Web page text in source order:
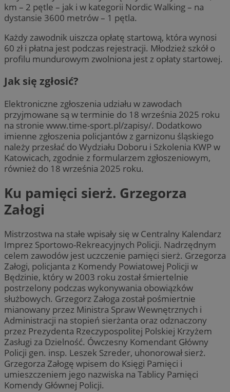
km – 2 pętle – jak i w kategorii Nordic Walking – na
dystansie 3600 metrów – 1 pętla.
Każdy zawodnik uiszcza opłatę startową, która wynosi
60 zł i płatna jest podczas rejestracji. Młodzież szkół o
profilu mundurowym zwolniona jest z opłaty startowej.
Jak się zgłosić?
Elektroniczne zgłoszenia udziału w zawodach
przyjmowane są w terminie do 18 września 2025 roku
na stronie www.time-sport.pl/zapisy/. Dodatkowo
imienne zgłoszenia policjantów z garnizonu śląskiego
należy przesłać do Wydziału Doboru i Szkolenia KWP w
Katowicach, zgodnie z formularzem zgłoszeniowym,
również do 18 września 2025 roku.
Ku pamięci sierż. Grzegorza
Załogi
Mistrzostwa na stałe wpisały się w Centralny Kalendarz
Imprez Sportowo-Rekreacyjnych Policji. Nadrzędnym
celem zawodów jest uczczenie pamięci sierż. Grzegorza
Załogi, policjanta z Komendy Powiatowej Policji w
Będzinie, który w 2003 roku został śmiertelnie
postrzelony podczas wykonywania obowiązków
służbowych. Grzegorz Załoga został pośmiertnie
mianowany przez Ministra Spraw Wewnętrznych i
Administracji na stopień sierżanta oraz odznaczony
przez Prezydenta Rzeczypospolitej Polskiej Krzyżem
Zasługi za Dzielność. Ówczesny Komendant Główny
Policji gen. insp. Leszek Szreder, uhonorował sierż.
Grzegorza Załogę wpisem do Księgi Pamięci i
umieszczeniem jego nazwiska na Tablicy Pamięci
Komendy Głównej Policji.